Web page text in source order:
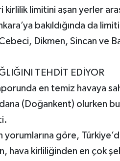
kirlilik limitini aşan yerler
bakıldığında da
Dikmen, Sincan ve
TEHDİT EDİYOR
en temiz havaya
(Doğankent) olurken bu
yorumlarına göre,
hava kirliliğinden en çok